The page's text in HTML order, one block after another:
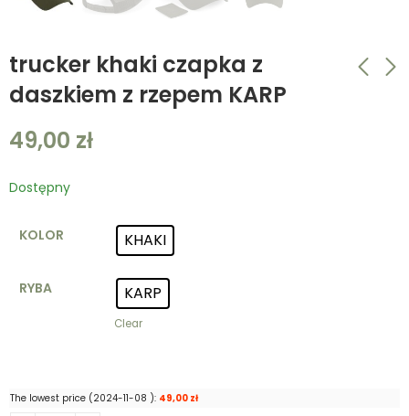
trucker khaki czapka z
daszkiem z rzepem KARP
49,00 zł
Dostępny
KOLOR KHAKI
RYBA KARP
Clear
The lowest price (2024-11-08 ): 49,00 zł